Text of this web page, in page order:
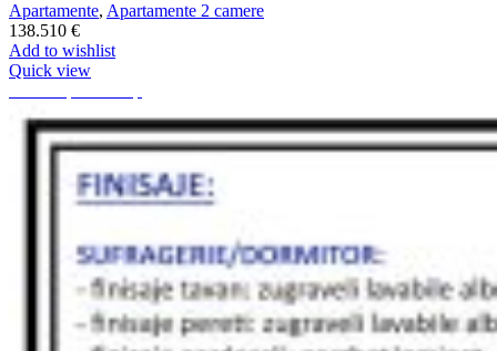
Apartamente, Apartamente 2 camere
138.510 €
Add to wishlist
Quick view